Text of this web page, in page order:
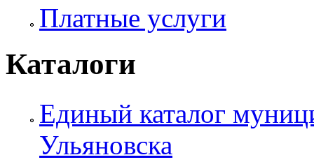
Платные услуги
Каталоги
Единый каталог
Ульяновска